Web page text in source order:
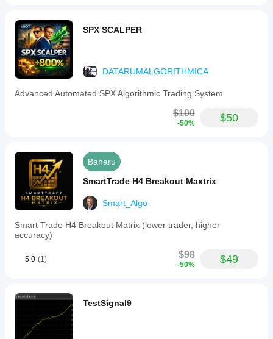
SPX SCALPER
DATARUMALGORITHMICA
Advanced Automated SPX Algorithmic Trading System
$100
-50% $50
Baharu
SmartTrade H4 Breakout Maxtrix
Smart_Algo
Smart Trade H4 Breakout Matrix (lower trader, higher
accuracy)
5.0 (1) $98
-50% $49
TestSignal9